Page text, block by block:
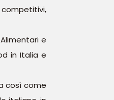
e
in Italia e
così come